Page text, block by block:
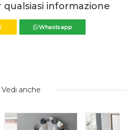
informazione
Whastsapp
Vedi anche